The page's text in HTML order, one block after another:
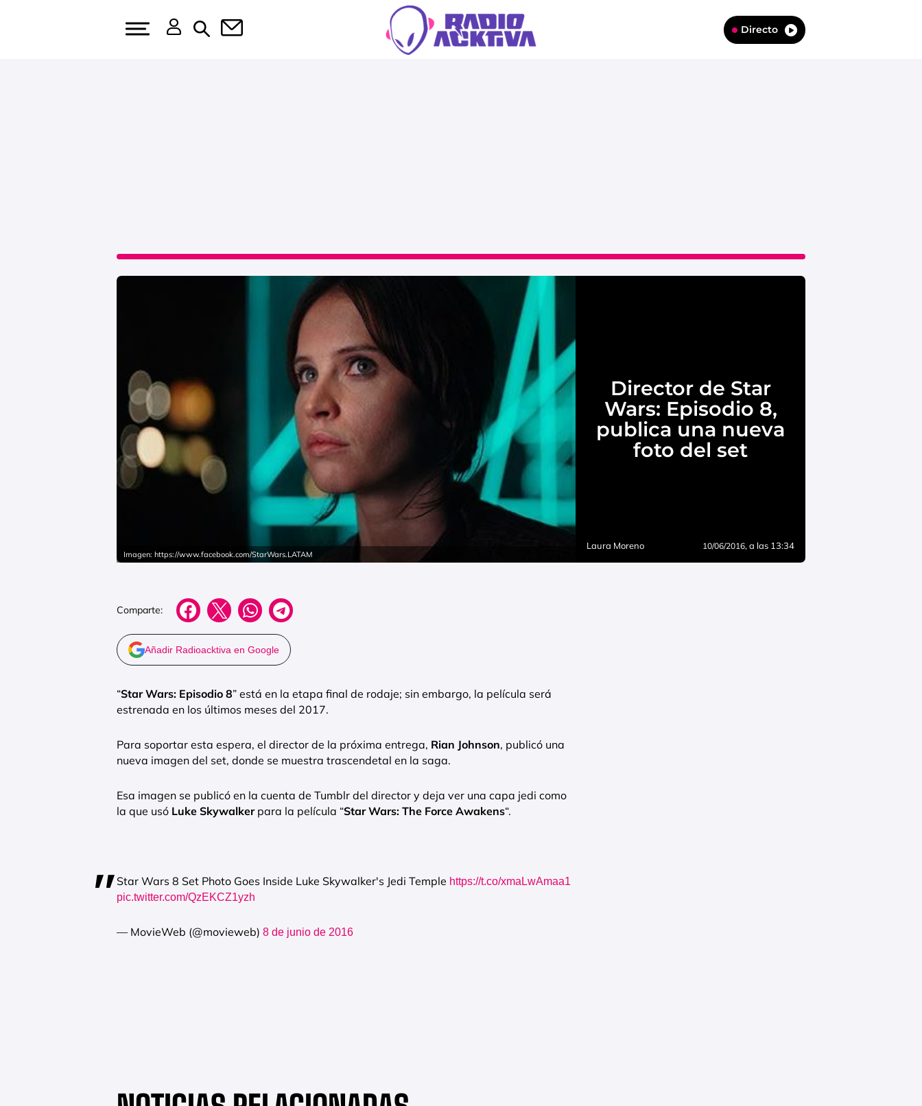
Directo
Imagen: https://www.facebook.com/StarWars.LATAM
Director de Star
Wars: Episodio 8,
publica una nueva
foto del set
Laura Moreno 10/06/2016, a las 13:34
Comparte:
Añadir Radioacktiva en Google
“Star Wars: Episodio 8” está en la etapa final de rodaje; sin embargo, la película será
estrenada en los últimos meses del 2017.
Para soportar esta espera, el director de la próxima entrega, Rian Johnson, publicó una
nueva imagen del set, donde se muestra trascendetal en la saga.
Esa imagen se publicó en la cuenta de Tumblr del director y deja ver una capa jedi como
la que usó Luke Skywalkerpara la película “Star Wars: The Force Awakens“.
Star Wars 8 Set Photo Goes Inside Luke Skywalker's Jedi Temple https://t.co/xmaLwAmaa1
pic.twitter.com/QzEKCZ1yzh
— MovieWeb (@movieweb) 8 de junio de 2016